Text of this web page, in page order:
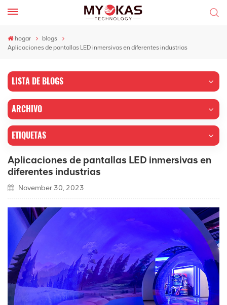
hogar
blogs
Aplicaciones de pantallas LED inmersivas en diferentes industrias
LISTA DE BLOGS
ARCHIVO
ETIQUETAS
Aplicaciones de pantallas LED inmersivas en
diferentes industrias
November 30, 2023